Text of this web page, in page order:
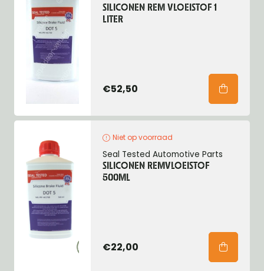
SILICONEN REM VLOEISTOF 1
LITER
€52,50
Niet op voorraad
Seal Tested Automotive Parts
SILICONEN REMVLOEISTOF
500ML
€22,00